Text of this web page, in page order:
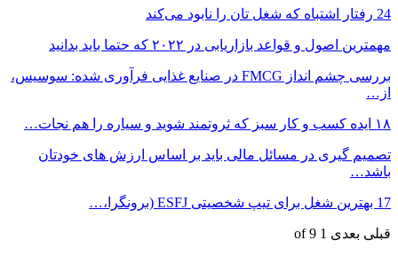
24 رفتار اشتباه که شغل تان را نابود می‌کند
مهمترین اصول و قواعد بازاریابی در ۲۰۲۲ که حتما باید بدانید
بررسی چشم انداز FMCG در صنایع غذایی فرآوری شده: سوسیس،
از…
۱۸ ایده کسب و کار سبز که ثروتمند شوید و سیاره را هم نجات…
تصمیم گیری در مسائل مالی باید بر اساس ارزش های خودتان
باشد…
17 بهترین شغل برای تیپ شخصیتی ESFJ (برونگرا،…
قبلی بعدی 1 of 9